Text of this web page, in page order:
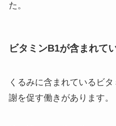
た。
ビタミンB1が含まれて
くるみに含まれているビ
謝を促す働きがあります。